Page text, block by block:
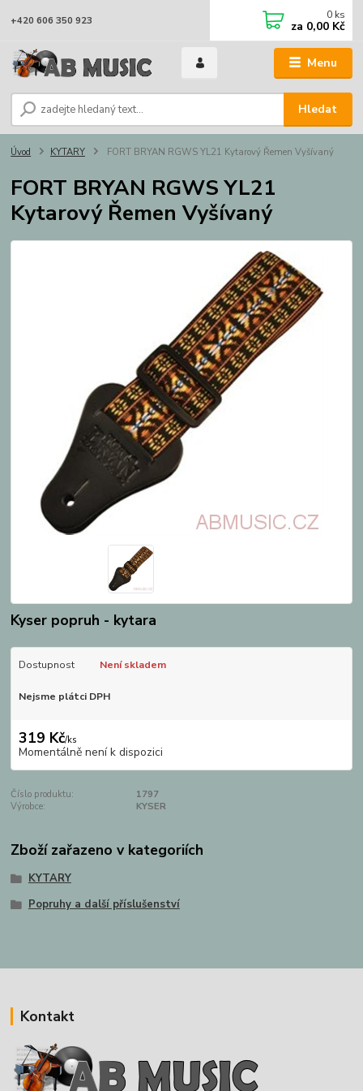
Menu
Hledat
+420 606 350 923 0 ks
za 0,00 Kč
Úvod KYTARY FORT BRYAN RGWS YL21 Kytarový Řemen Vyšívaný
FORT BRYAN RGWS YL21
Kytarový Řemen Vyšívaný
Kyser popruh - kytara
Dostupnost Není skladem
Nejsme plátci DPH
319 Kč/ks
Momentálně není k dispozici
Číslo produktu:
1797
Výrobce:
KYSER
Zboží zařazeno v kategoriích
KYTARY
Popruhy a další příslušenství
Kontakt